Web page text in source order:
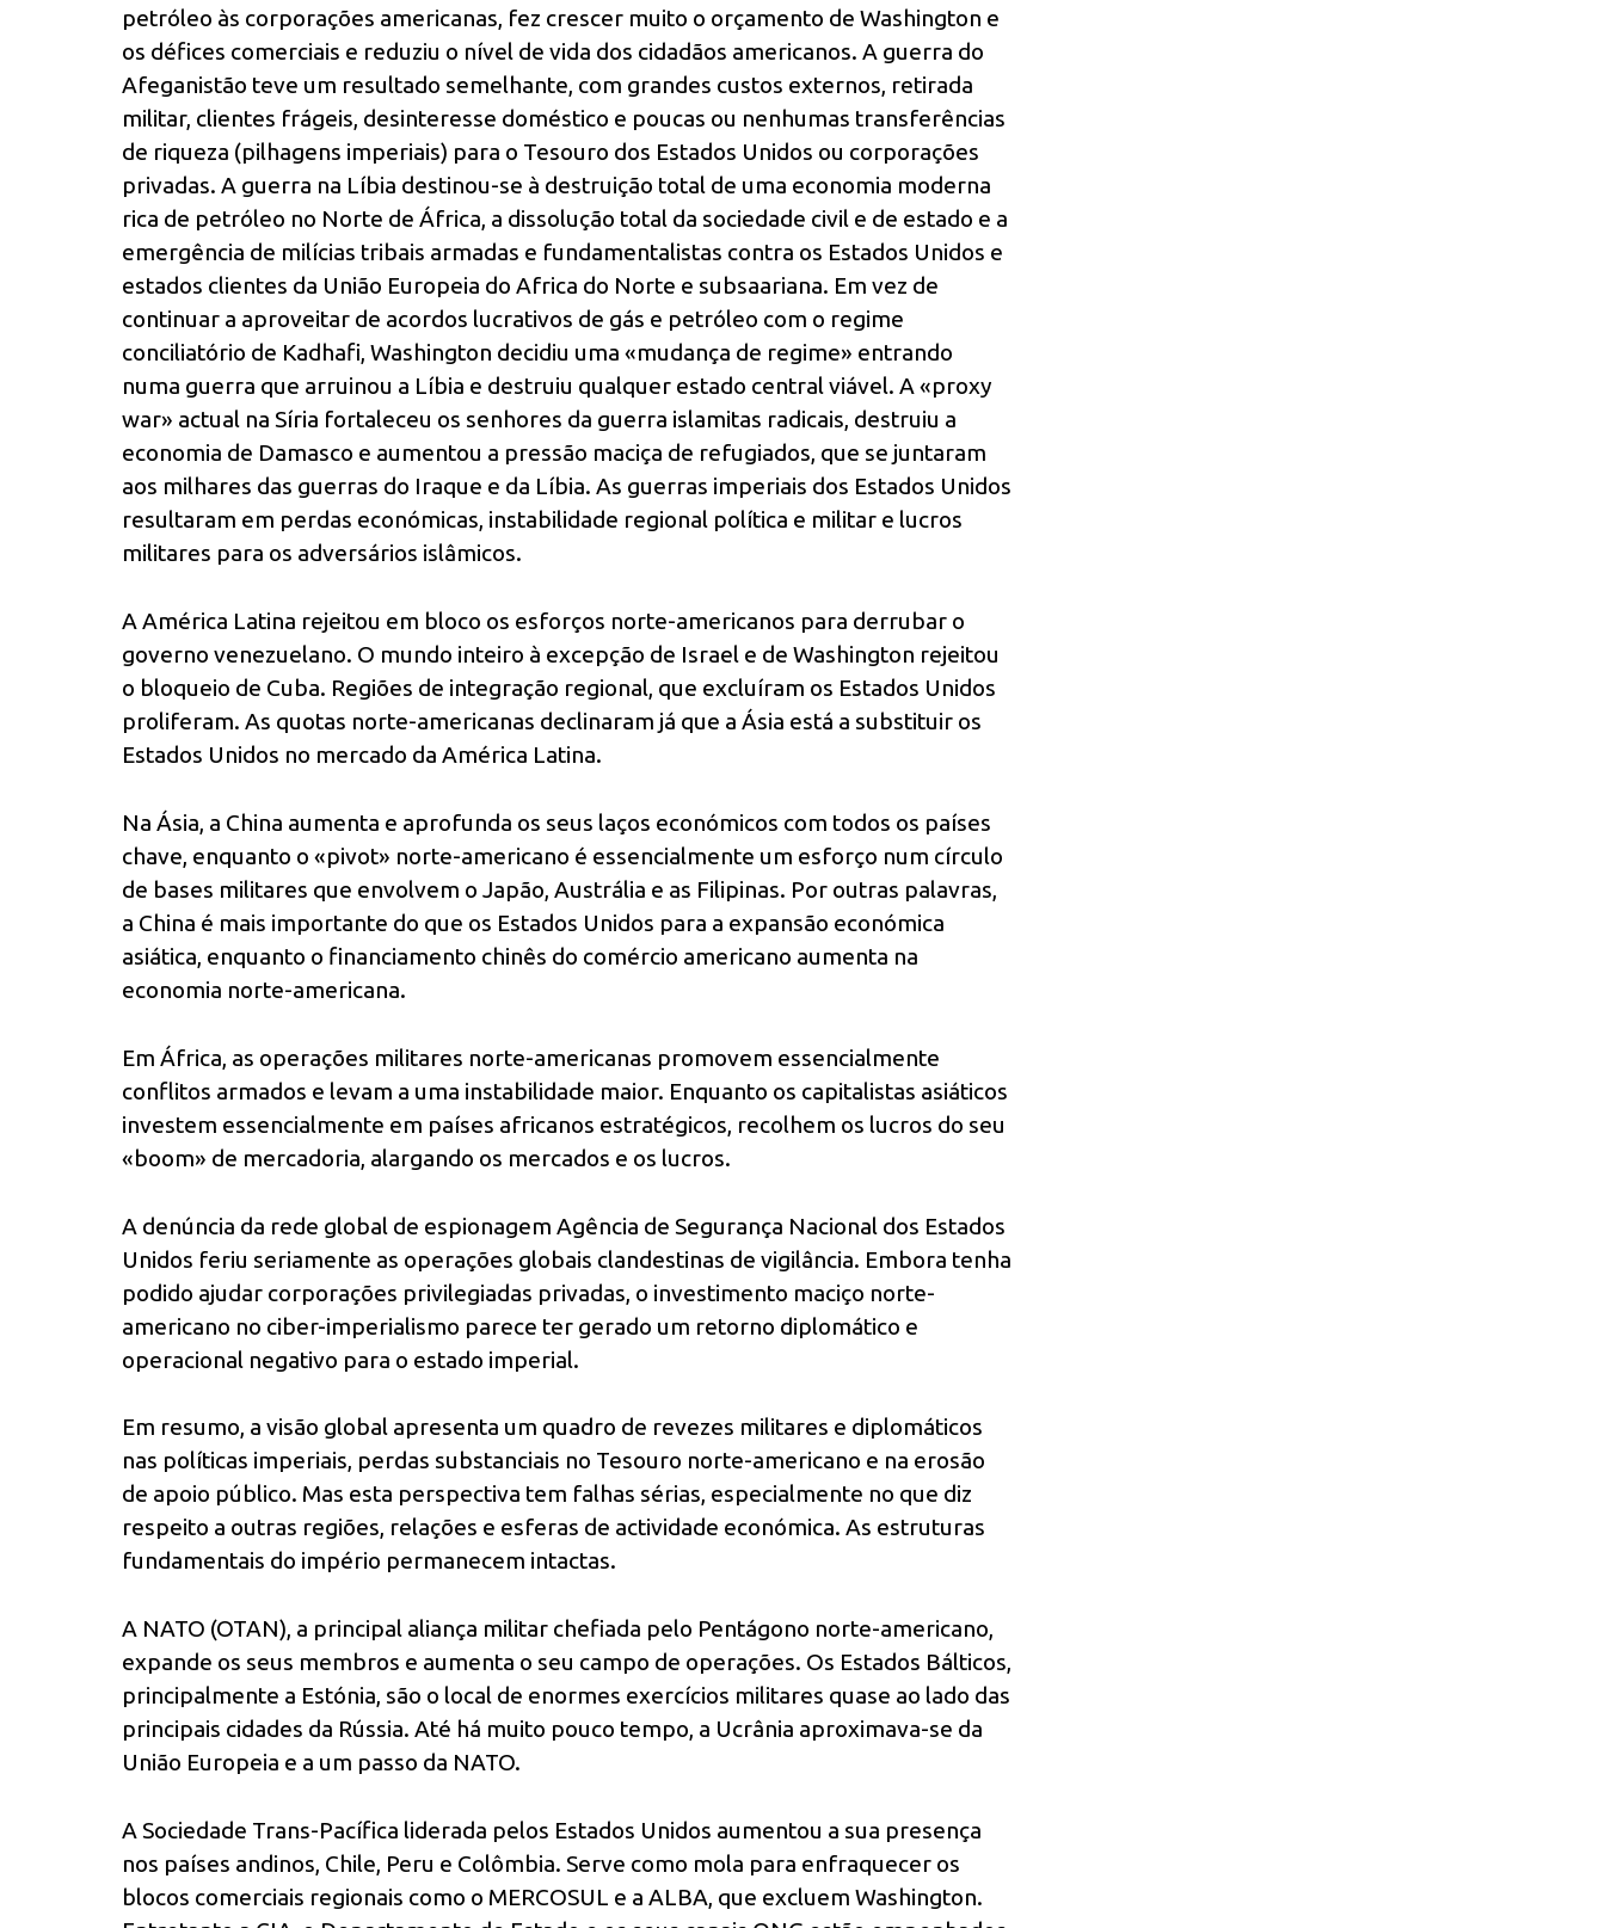
petróleo às corporações americanas, fez crescer muito o orçamento de Washington e
os défices comerciais e reduziu o nível de vida dos cidadãos americanos. A guerra do
Afeganistão teve um resultado semelhante, com grandes custos externos, retirada
militar, clientes frágeis, desinteresse doméstico e poucas ou nenhumas transferências
de riqueza (pilhagens imperiais) para o Tesouro dos Estados Unidos ou corporações
privadas. A guerra na Líbia destinou-se à destruição total de uma economia moderna
rica de petróleo no Norte de África, a dissolução total da sociedade civil e de estado e a
emergência de milícias tribais armadas e fundamentalistas contra os Estados Unidos e
estados clientes da União Europeia do Africa do Norte e subsaariana. Em vez de
continuar a aproveitar de acordos lucrativos de gás e petróleo com o regime
conciliatório de Kadhafi, Washington decidiu uma «mudança de regime» entrando
numa guerra que arruinou a Líbia e destruiu qualquer estado central viável. A «proxy
war» actual na Síria fortaleceu os senhores da guerra islamitas radicais, destruiu a
economia de Damasco e aumentou a pressão maciça de refugiados, que se juntaram
aos milhares das guerras do Iraque e da Líbia. As guerras imperiais dos Estados Unidos
resultaram em perdas económicas, instabilidade regional política e militar e lucros
militares para os adversários islâmicos.
A América Latina rejeitou em bloco os esforços norte-americanos para derrubar o
governo venezuelano. O mundo inteiro à excepção de Israel e de Washington rejeitou
o bloqueio de Cuba. Regiões de integração regional, que excluíram os Estados Unidos
proliferam. As quotas norte-americanas declinaram já que a Ásia está a substituir os
Estados Unidos no mercado da América Latina.
Na Ásia, a China aumenta e aprofunda os seus laços económicos com todos os países
chave, enquanto o «pivot» norte-americano é essencialmente um esforço num círculo
de bases militares que envolvem o Japão, Austrália e as Filipinas. Por outras palavras,
a China é mais importante do que os Estados Unidos para a expansão económica
asiática, enquanto o financiamento chinês do comércio americano aumenta na
economia norte-americana.
Em África, as operações militares norte-americanas promovem essencialmente
conflitos armados e levam a uma instabilidade maior. Enquanto os capitalistas asiáticos
investem essencialmente em países africanos estratégicos, recolhem os lucros do seu
«boom» de mercadoria, alargando os mercados e os lucros.
A denúncia da rede global de espionagem Agência de Segurança Nacional dos Estados
Unidos feriu seriamente as operações globais clandestinas de vigilância. Embora tenha
podido ajudar corporações privilegiadas privadas, o investimento maciço norte-
americano no ciber-imperialismo parece ter gerado um retorno diplomático e
operacional negativo para o estado imperial.
Em resumo, a visão global apresenta um quadro de revezes militares e diplomáticos
nas políticas imperiais, perdas substanciais no Tesouro norte-americano e na erosão
de apoio público. Mas esta perspectiva tem falhas sérias, especialmente no que diz
respeito a outras regiões, relações e esferas de actividade económica. As estruturas
fundamentais do império permanecem intactas.
A NATO (OTAN), a principal aliança militar chefiada pelo Pentágono norte-americano,
expande os seus membros e aumenta o seu campo de operações. Os Estados Bálticos,
principalmente a Estónia, são o local de enormes exercícios militares quase ao lado das
principais cidades da Rússia. Até há muito pouco tempo, a Ucrânia aproximava-se da
União Europeia e a um passo da NATO.
A Sociedade Trans-Pacífica liderada pelos Estados Unidos aumentou a sua presença
nos países andinos, Chile, Peru e Colômbia. Serve como mola para enfraquecer os
blocos comerciais regionais como o MERCOSUL e a ALBA, que excluem Washington.